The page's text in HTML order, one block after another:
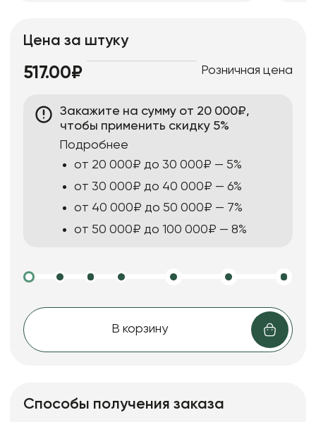
Цена за штуку
517.00₽ Розничная цена
Закажите на сумму от 20 000₽,
чтобы применить скидку 5%
Подробнее
от 20 000₽ до 30 000₽ — 5%
от 30 000₽ до 40 000₽ — 6%
от 40 000₽ до 50 000₽ — 7%
от 50 000₽ до 100 000₽ — 8%
В корзину
Способы получения заказа